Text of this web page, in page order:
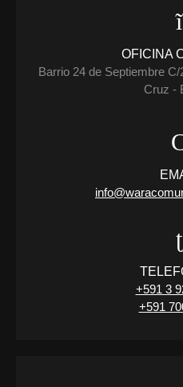
OFICINA
Barrio 24 de Septiembre
Cruz -
+591 3
+591